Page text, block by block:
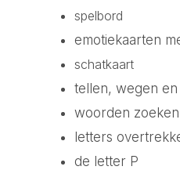
spelbord
emotiekaarten
schatkaart
tellen, wegen en
woorden zoeken
letters
de letter P